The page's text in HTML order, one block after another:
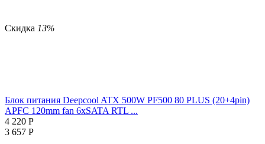
Скидка 13%
Блок питания Deepcool ATX 500W PF500 80 PLUS (20+4pin)
APFC 120mm fan 6xSATA RTL ...
4 220 Р
3 657 Р